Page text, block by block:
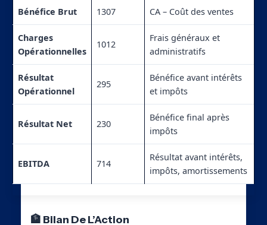
Bénéfice Brut 1307 CA – Coût des ventes
Charges
Opérationnelles
1012
Frais généraux et
administratifs
Résultat
Opérationnel
295
Bénéfice avant intérêts
et impôts
Résultat Net 230
Bénéfice final après
impôts
EBITDA 714
Résultat avant intérêts,
impôts, amortissements
🏦 Bilan De L’Action